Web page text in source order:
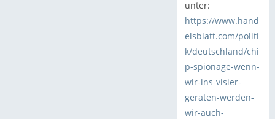
unter:
https://www.hand
elsblatt.com/politi
k/deutschland/chi
p-spionage-wenn-
wir-ins-visier-
geraten-werden-
wir-auch-